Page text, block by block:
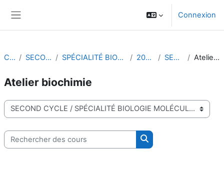
Connexion
Cours SECOND CYCLE SPÉCIALITÉ BIOLOGIE MOLÉCULAIRE 2022-2023 SEMESTRE 1 Atelier biochimie
Atelier biochimie
Catégories de cours
Rechercher des cours
Rechercher des cours